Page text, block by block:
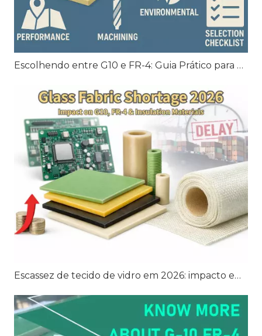
Escolhendo entre G10 e FR-4: Guia Prático para Laminados Vidro-Epóxi
Escassez de tecido de vidro em 2026: impacto em G10, FR-4 e materiais de isolamento